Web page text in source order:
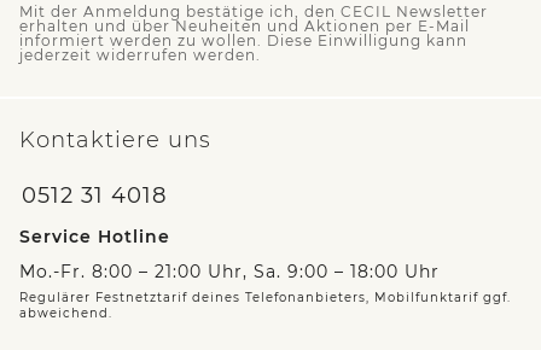
Mit der Anmeldung bestätige ich, den CECIL Newsletter
erhalten und über Neuheiten und Aktionen per E-Mail
informiert werden zu wollen. Diese Einwilligung kann
jederzeit widerrufen werden.
Kontaktiere uns
0512 31 4018
Service Hotline
Mo.-Fr. 8:00 – 21:00 Uhr, Sa. 9:00 – 18:00 Uhr
Regulärer Festnetztarif deines Telefonanbieters, Mobilfunktarif ggf.
abweichend.